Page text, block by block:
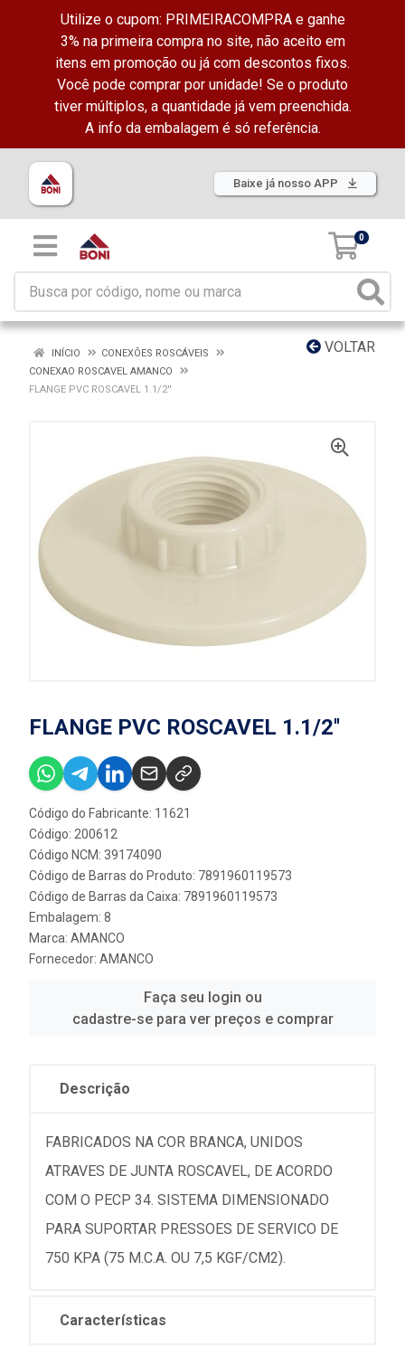
Utilize o cupom: PRIMEIRACOMPRA e ganhe
3% na primeira compra no site, não aceito em
itens em promoção ou já com descontos fixos.
Você pode comprar por unidade! Se o produto
tiver múltiplos, a quantidade já vem preenchida.
A info da embalagem é só referência.
Baixe já nosso APP
0
VOLTAR
INÍCIO
CONEXÕES ROSCÁVEIS
CONEXAO ROSCAVEL AMANCO
FLANGE PVC ROSCAVEL 1.1/2''
FLANGE PVC ROSCAVEL 1.1/2''
Código do Fabricante: 11621
Código: 200612
Código NCM: 39174090
Código de Barras do Produto: 7891960119573
Código de Barras da Caixa: 7891960119573
Embalagem: 8
Marca: AMANCO
Fornecedor: AMANCO
Faça seu login ou
cadastre-se para ver preços e comprar
Descrição
FABRICADOS NA COR BRANCA, UNIDOS
ATRAVES DE JUNTA ROSCAVEL, DE ACORDO
COM O PECP 34. SISTEMA DIMENSIONADO
PARA SUPORTAR PRESSOES DE SERVICO DE
750 KPA (75 M.C.A. OU 7,5 KGF/CM2).
Características